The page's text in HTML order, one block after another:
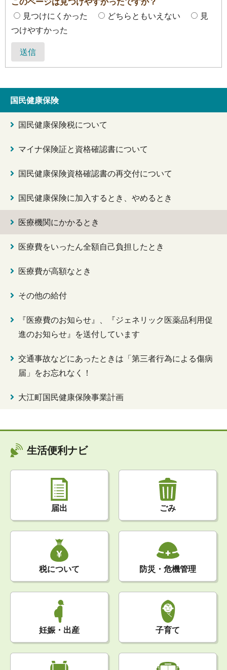
見つけにくかった
どちらともいえない
見
つけやすかった
送信
国民健康保険
国民健康保険税について
マイナ保険証と資格確認書について
国民健康保険資格確認書の再交付について
国民健康保険に加入するとき、やめるとき
医療機関にかかるとき
医療費をいったん全額自己負担したとき
医療費が高額なとき
その他の給付
『医療費のお知らせ』、『ジェネリック医薬品利用促
進のお知らせ』を送付しています
交通事故などにあったときは「第三者行為による傷病
届」をお忘れなく！
大江町国民健康保険事業計画
生活便利ナビ
届出 ごみ
税について 防災・危機管理
妊娠・出産 子育て